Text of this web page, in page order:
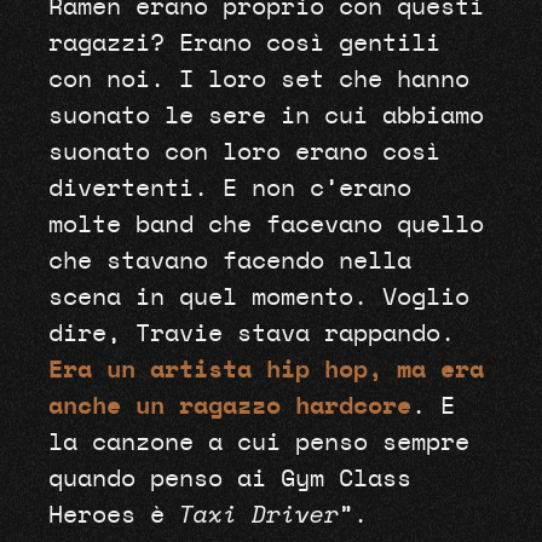
Ramen erano proprio con questi
ragazzi? Erano così gentili
con noi. I loro set che hanno
suonato le sere in cui abbiamo
suonato con loro erano così
divertenti. E non c’erano
molte band che facevano quello
che stavano facendo nella
scena in quel momento. Voglio
dire, Travie stava rappando.
Era un artista hip hop, ma era
anche un ragazzo hardcore . E
la canzone a cui penso sempre
quando penso ai Gym Class
Heroes è
Taxi Driver”.